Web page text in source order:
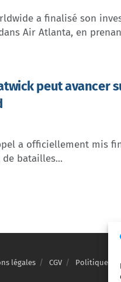
a finalisé son
Air Atlanta, en
peut avancer
a officiellement mis
batailles...
légales CGV Politique de